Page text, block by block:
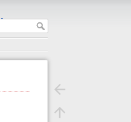
Important